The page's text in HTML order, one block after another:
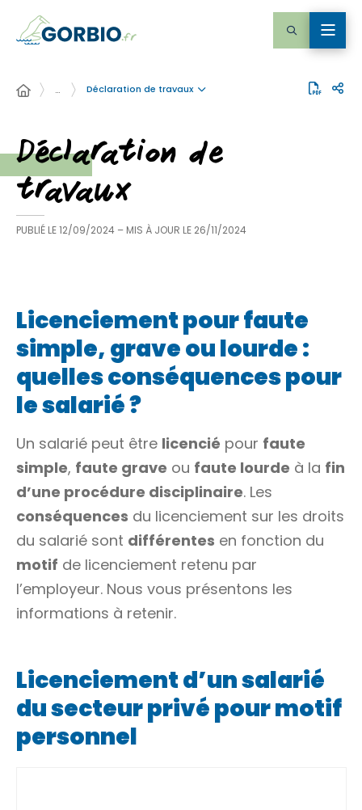
… Déclaration de travaux
Déclaration de
travaux
PUBLIÉ LE12/09/2024 – MIS À JOUR LE 26/11/2024
Licenciement pour faute
simple, grave ou lourde :
quelles conséquences pour
le salarié ?
Un salarié peut être licencié pour faute
simple, faute grave ou faute lourde à la fin
d’une procédure disciplinaire. Les
conséquences du licenciement sur les droits
du salarié sont différentes en fonction du
motif de licenciement retenu par
l’employeur. Nous vous présentons les
informations à retenir.
Licenciement d’un salarié
du secteur privé pour motif
personnel